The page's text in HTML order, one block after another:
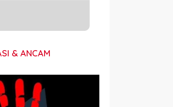
& ANCAM